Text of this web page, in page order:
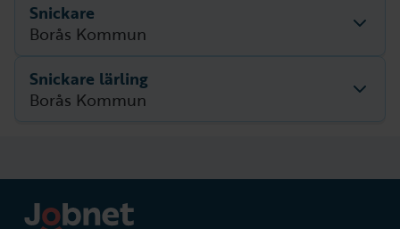
Snickare
Borås Kommun
Beskrivning
Beskrivning för utbildningen saknas.
Snickare lärling
Borås Kommun
Nästa startdatum
Utbildningsperiod